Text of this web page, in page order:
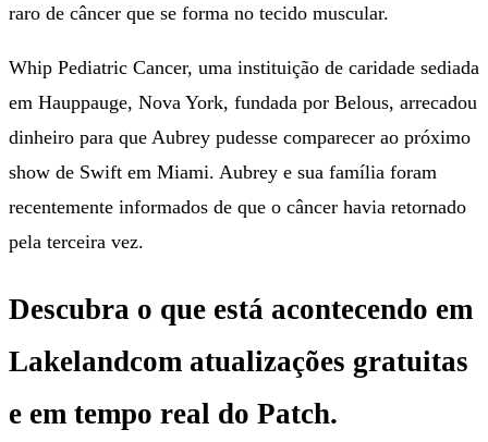
raro de câncer que se forma no tecido muscular.
Whip Pediatric Cancer, uma instituição de caridade sediada
em Hauppauge, Nova York, fundada por Belous, arrecadou
dinheiro para que Aubrey pudesse comparecer ao próximo
show de Swift em Miami. Aubrey e sua família foram
recentemente informados de que o câncer havia retornado
pela terceira vez.
Descubra o que está acontecendo em
Lakelandcom atualizações gratuitas
e em tempo real do Patch.